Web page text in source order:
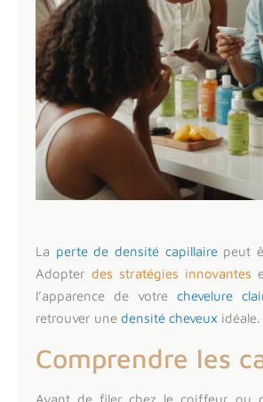
La perte de densité capillairepeut
Adopterdes stratégies innovantes
l’apparence de votre chevelure
retrouver une densité cheveux idéale.
Comprendre les
Avant de filer chez le coiffeur ou